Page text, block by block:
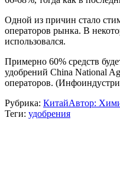
Одной из причин стало
операторов рынка. В
использовался.
Примерно 60% средств
удобрений China National
операторов.
Рубрика: КитайАвтор:
Теги: удобрения